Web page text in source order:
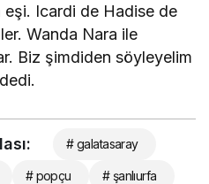
Icardi de Hadise de
Wanda Nara ile
Biz şimdiden söyleyelim
# galatasaray
# popçu # şanlıurfa